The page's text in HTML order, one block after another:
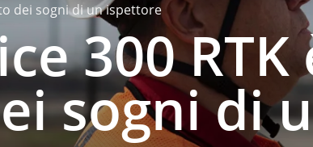
dei sogni di un ispettore
300 RTK
sogni di